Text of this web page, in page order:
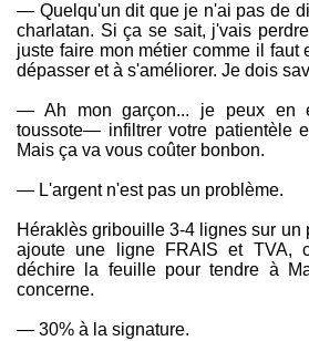
— Quelqu'un dit que je n'ai pas de
charlatan. Si ça se sait, j'vais
juste faire mon métier comme il faut
dépasser et à s'améliorer. Je dois
— Ah mon garçon... je peux en
toussote— infiltrer votre patientèle
Mais ça va vous coûter bonbon.
— L'argent n'est pas un problème.
Héraklès gribouille 3-4 lignes sur un
ajoute une ligne FRAIS et TVA,
déchire la feuille pour tendre à
concerne.
— 30% à la signature.